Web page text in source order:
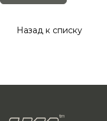
Назад к списку